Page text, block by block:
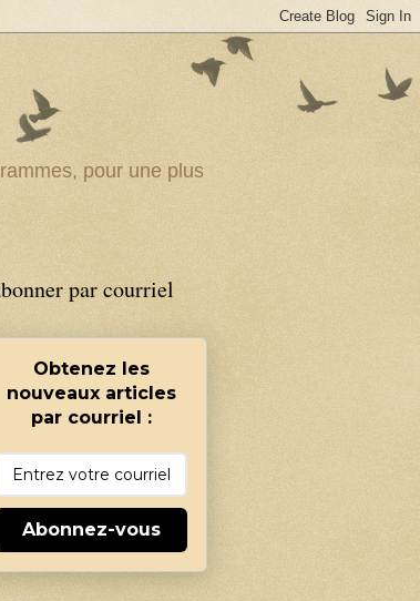
pour une plus
par courriel
Obtenez les
nouveaux articles
par courriel :
Abonnez-vous